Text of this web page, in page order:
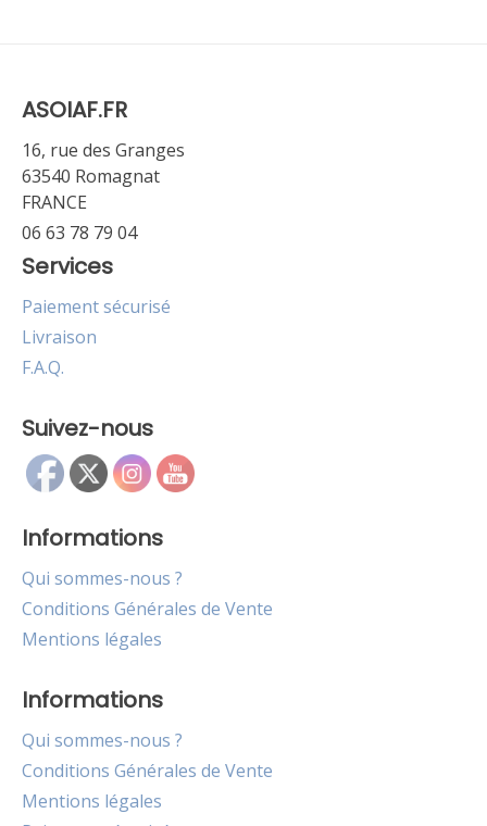
ASOIAF.FR
16, rue des Granges
63540 Romagnat
FRANCE
06 63 78 79 04
Services
Paiement sécurisé
Livraison
F.A.Q.
Suivez-nous
Informations
Qui sommes-nous ?
Conditions Générales de Vente
Mentions légales
Informations
Qui sommes-nous ?
Conditions Générales de Vente
Mentions légales